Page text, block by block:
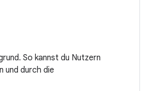
So kannst du Nutzern
und durch die